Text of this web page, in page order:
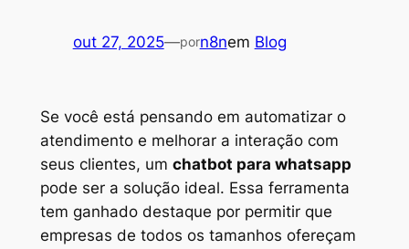
out 27, 2025—porn8nem Blog
Se você está pensando em automatizar o
atendimento e melhorar a interação com
seus clientes, um chatbot para whatsapp
pode ser a solução ideal. Essa ferramenta
tem ganhado destaque por permitir que
empresas de todos os tamanhos ofereçam